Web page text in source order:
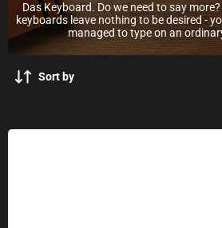
Das Keyboard. Do we need to say
keyboards leave nothing to be desired -
managed to type on an
Sort by